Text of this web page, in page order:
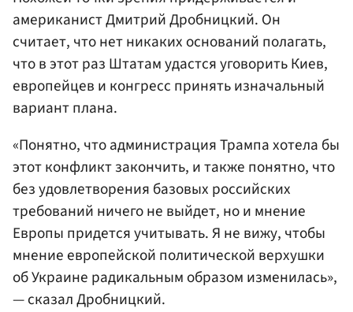
американист Дмитрий Дробницкий. Он
считает, что нет никаких оснований полагать,
что в этот раз Штатам удастся уговорить Киев,
европейцев и конгресс принять изначальный
вариант плана.
«Понятно, что администрация Трампа хотела бы
этот конфликт закончить, и также понятно, что
без удовлетворения базовых российских
требований ничего не выйдет, но и мнение
Европы придется учитывать. Я не вижу, чтобы
мнение европейской политической верхушки
об Украине радикальным образом изменилась»,
— сказал Дробницкий.